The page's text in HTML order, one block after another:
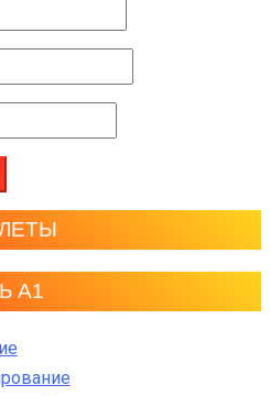
А1